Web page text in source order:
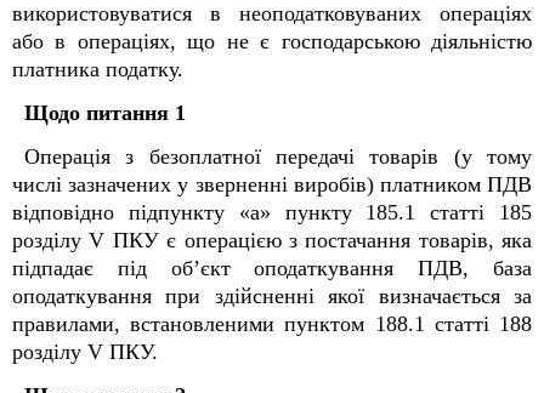
використовуватися в неоподатковуваних операціях
або в операціях, що не є господарською діяльністю
платника податку.
Щодо питання 1
Операція з безоплатної передачі товарів (у тому
числі зазначених у зверненні виробів) платником ПДВ
відповідно підпункту «а» пункту 185.1 статті 185
розділу V ПКУ є операцією з постачання товарів, яка
підпадає під об’єкт оподаткування ПДВ, база
оподаткування при здійсненні якої визначається за
правилами, встановленими пунктом 188.1 статті 188
розділу V ПКУ.